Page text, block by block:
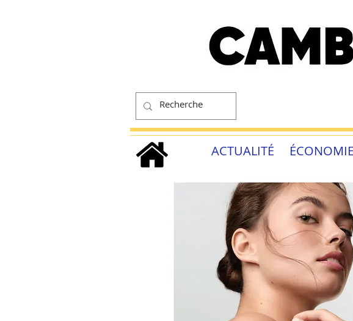
ACTUALITÉ ÉCONOMIE